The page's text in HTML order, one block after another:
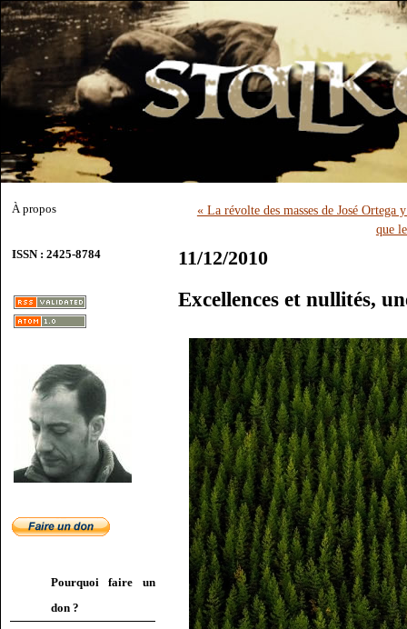
À propos
ISSN : 2425-8784
Pourquoi faire un
don ?
« La révolte des masses de José Ortega
que
11/12/2010
Excellences et nullités,